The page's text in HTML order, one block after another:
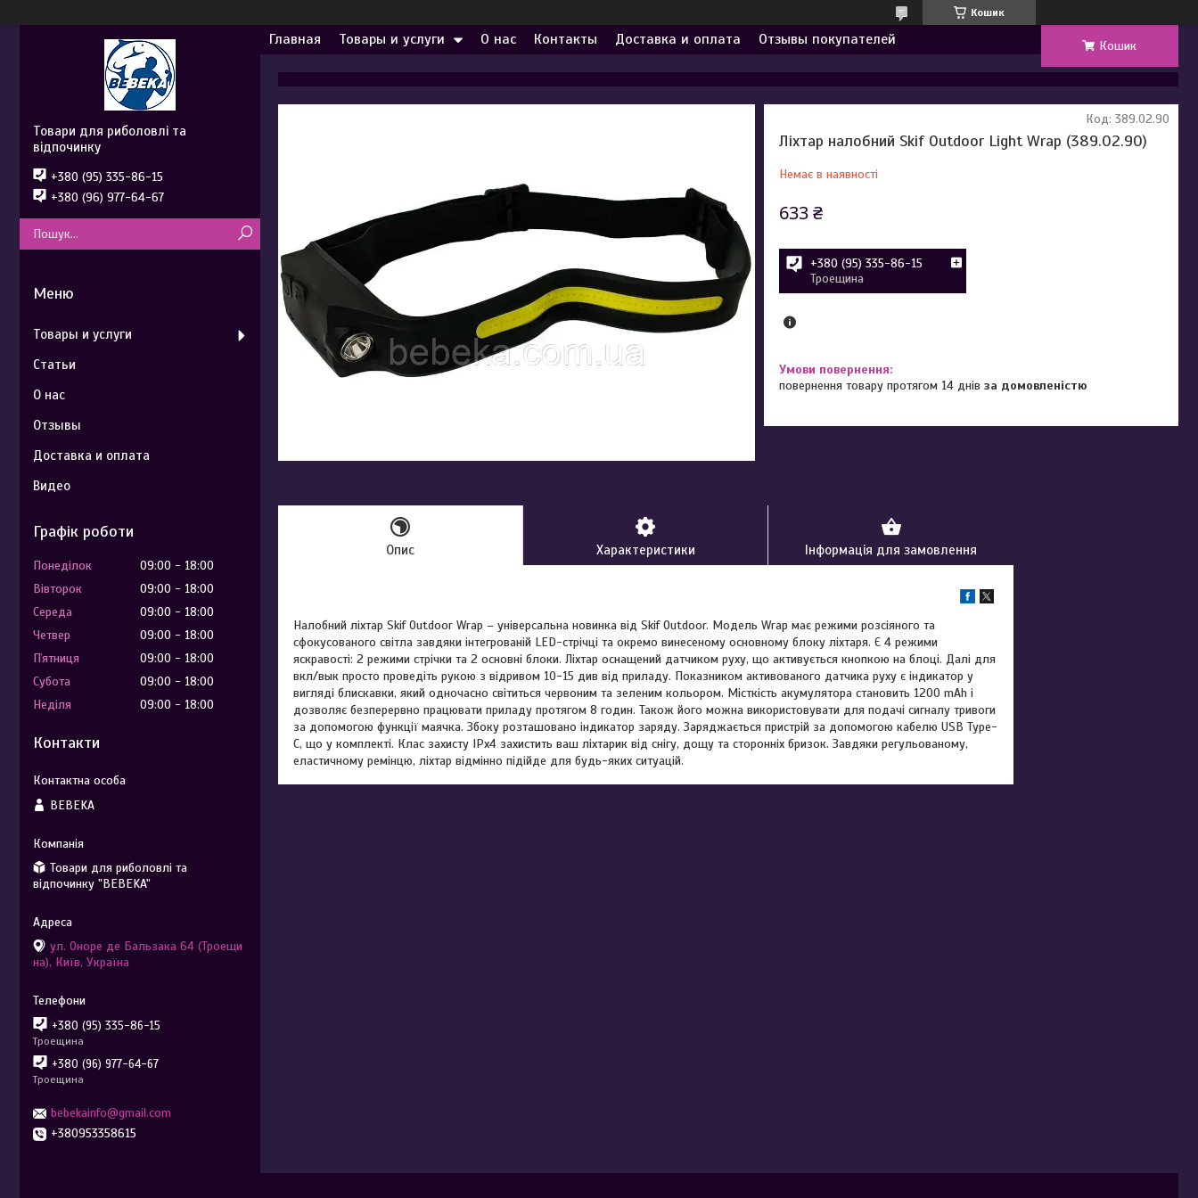
Кошик
Главная Товары и услуги О нас Контакты Доставка и оплата Отзывы покупателей Кошик
Ліхтар налобний Skif Outdoor Light Wrap (389.02.90)
Немає в наявності
Код: 389.02.90
633 ₴
+380 (95) 335-86-15
Троещина
повернення товару протягом 14 днівза домовленістю
Опис Характеристики Інформація для замовлення
Налобний ліхтар Skif Outdoor Wrap – універсальна новинка від Skif Outdoor. Модель Wrap має режими розсіяного та
сфокусованого світла завдяки інтегрованій LED-стрічці та окремо винесеному основному блоку ліхтаря. Є 4 режими
яскравості: 2 режими стрічки та 2 основні блоки. Ліхтар оснащений датчиком руху, що активується кнопкою на блоці. Далі для
вкл/вык просто проведіть рукою з відривом 10-15 див від приладу. Показником активованого датчика руху є індикатор у
вигляді блискавки, який одночасно світиться червоним та зеленим кольором. Місткість акумулятора становить 1200 mAh і
дозволяє безперервно працювати приладу протягом 8 годин. Також його можна використовувати для подачі сигналу тривоги
за допомогою функції маячка. Збоку розташовано індикатор заряду. Заряджається пристрій за допомогою кабелю USB Type-
C, що у комплекті. Клас захисту IPx4 захистить ваш ліхтарик від снігу, дощу та сторонніх бризок. Завдяки регульованому,
еластичному ремінцю, ліхтар відмінно підійде для будь-яких ситуацій.
Товари для риболовлі та
відпочинку
+380 (95) 335-86-15
+380 (96) 977-64-67
Товары и услуги
Статьи
О нас
Отзывы
Доставка и оплата
Видео
Графік роботи
Понеділок 09:00
18:00
Вівторок
09:00
18:00
Середа
09:00
18:00
Четвер
09:00
18:00
Пʼятниця
09:00
18:00
Субота
09:00
18:00
Неділя
09:00 18:00
Контакти
BEBEKA
Товари для риболовлі та
відпочинку "BEBEKA"
ул. Оноре де Бальзака 64 (Троещи
на), Київ, Україна
+380 (95) 335-86-15
Троещина
+380 (96) 977-64-67
Троещина
bebekainfo@gmail.com
+380953358615